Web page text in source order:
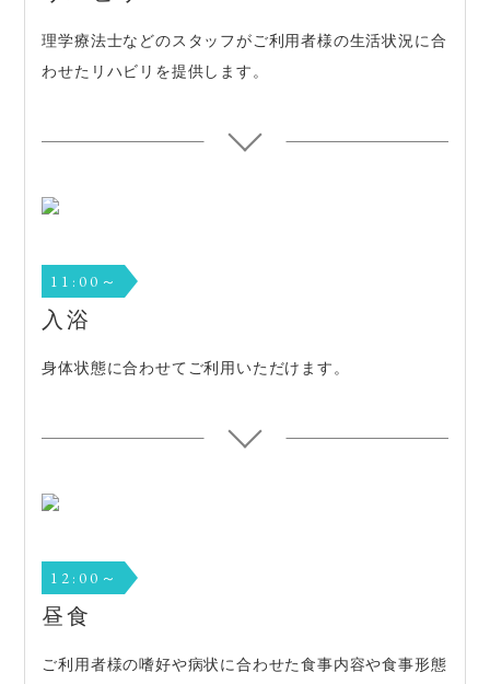
理学療法士などのスタッフがご利用者様の生活状況に合
わせたリハビリを提供します。
11:00～
入浴
身体状態に合わせてご利用いただけます。
12:00～
昼食
ご利用者様の嗜好や病状に合わせた食事内容や食事形態